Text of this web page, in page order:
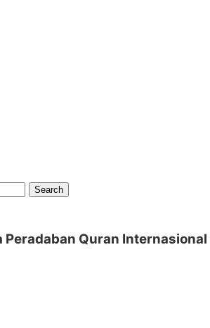
Peradaban Quran Internasional